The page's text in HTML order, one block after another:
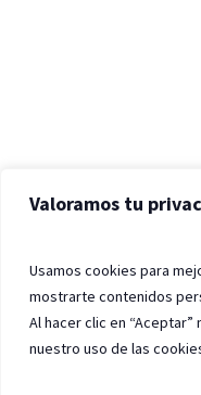
Valoramos tu
Usamos cookies para
mostrarte contenidos
Al hacer clic en
nuestro uso de las